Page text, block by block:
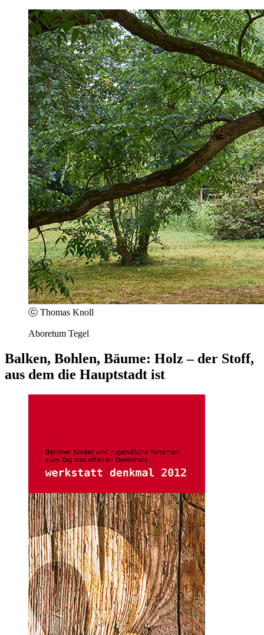
ⓒ Thomas Knoll
Aboretum Tegel
Balken, Bohlen, Bäume: Holz – der Stoff,
aus dem die Hauptstadt ist